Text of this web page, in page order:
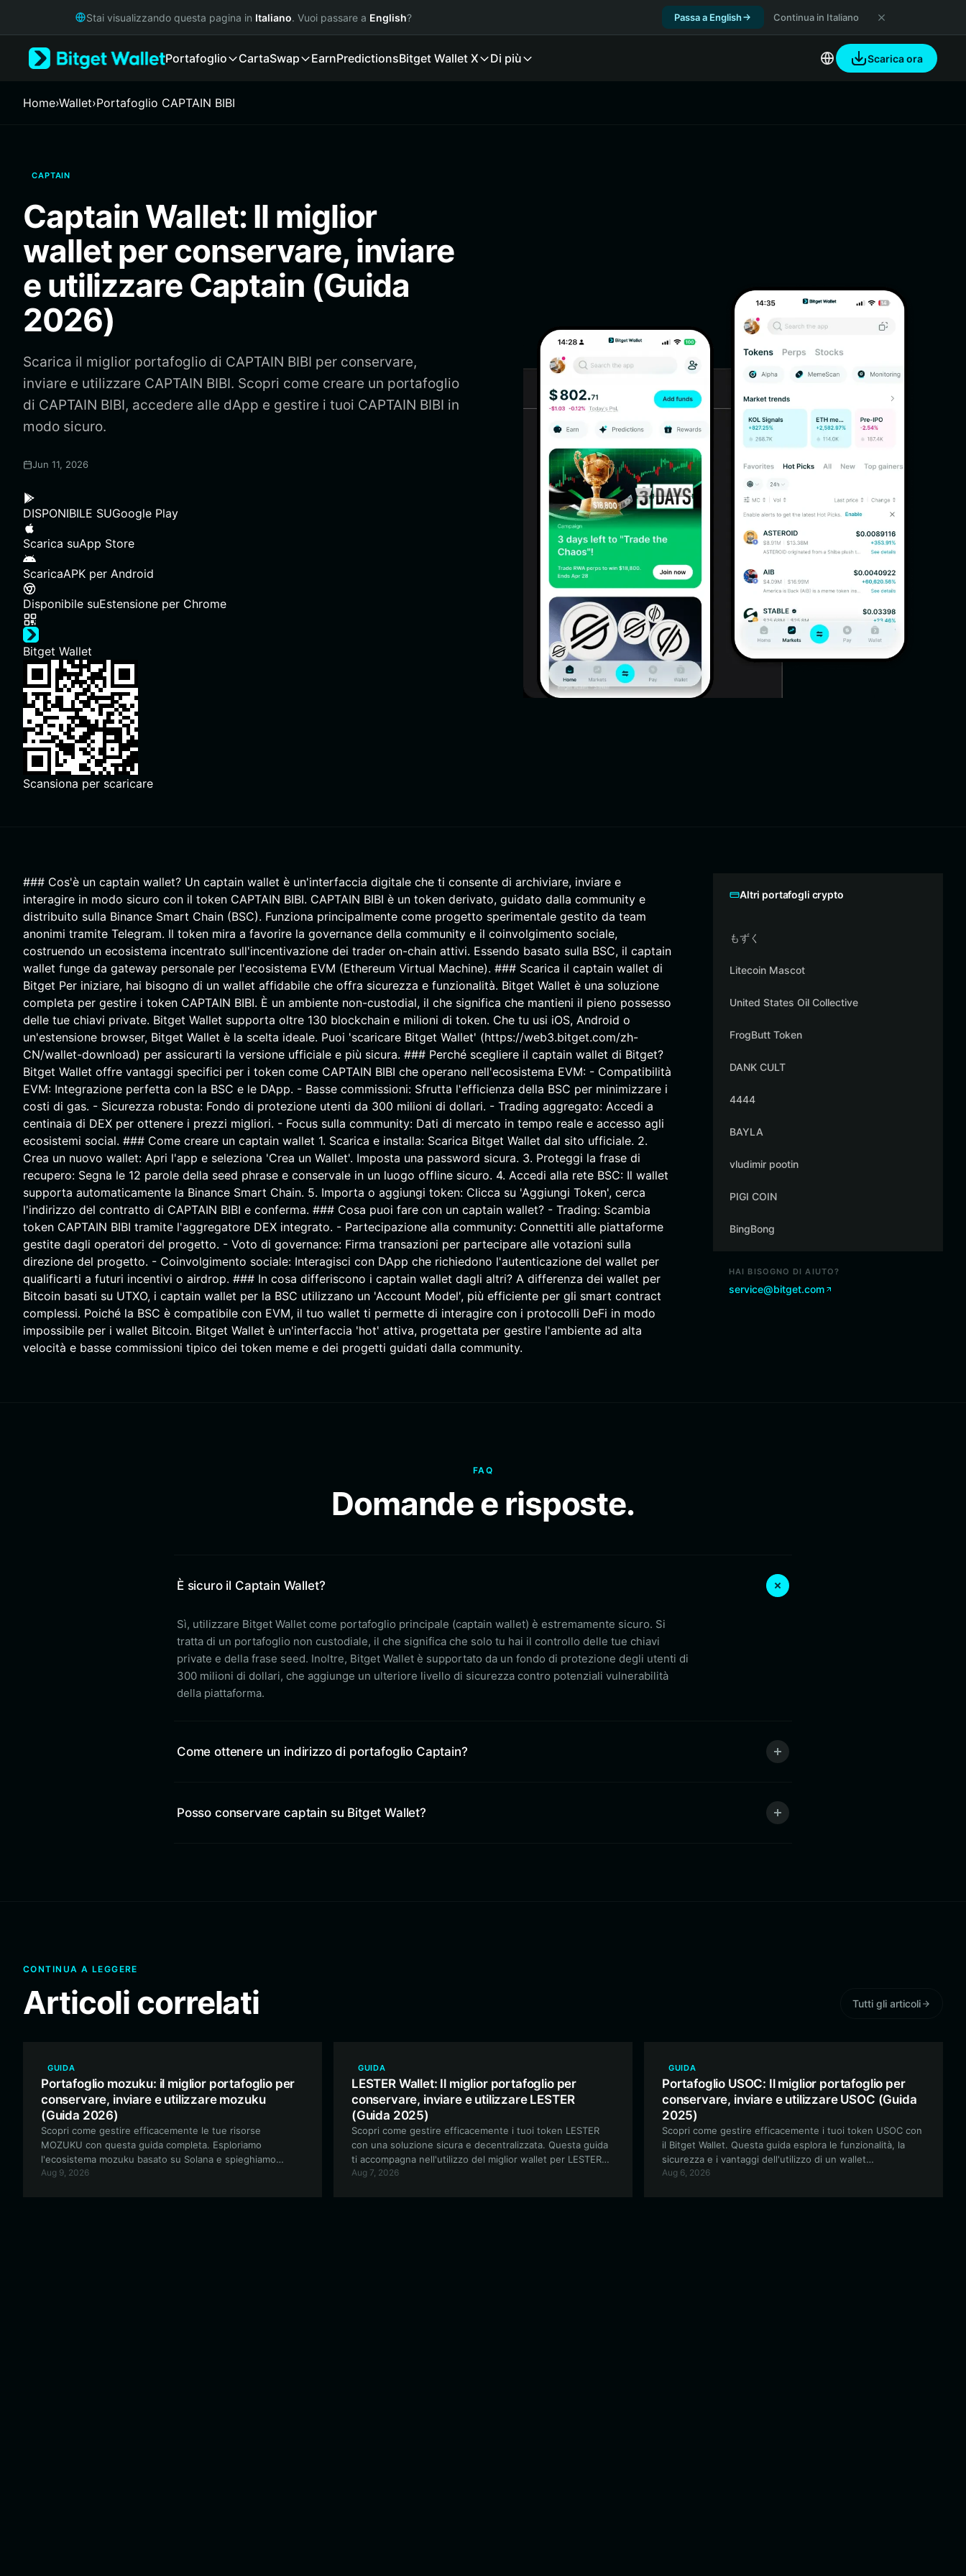
Русский
Italiano
繁體中文
Bahasa Indonesia
ภาษาไทย
Español
Português (Brasil)
Español (Argentina)
Stai visualizzando questa pagina in Italiano. Vuoi passare a English? Passa a English Continua in Italiano
Portafoglio CartaSwap EarnPredictionsBitget Wallet X Di più Scarica ora
Home›Wallet›Portafoglio CAPTAIN BIBI
CAPTAIN
Captain Wallet: Il miglior
wallet per conservare, inviare
e utilizzare Captain (Guida
2026)
Scarica il miglior portafoglio di CAPTAIN BIBI per conservare,
inviare e utilizzare CAPTAIN BIBI. Scopri come creare un portafoglio
di CAPTAIN BIBI, accedere alle dApp e gestire i tuoi CAPTAIN BIBI in
modo sicuro.
Jun 11, 2026
DISPONIBILE SUGoogle Play
Scarica suApp Store
ScaricaAPK per Android
Disponibile suEstensione per Chrome
Bitget Wallet
Scansiona per scaricare
### Cos'è un captain wallet? Un captain wallet è un'interfaccia digitale che ti consente di archiviare, inviare e
interagire in modo sicuro con il token CAPTAIN BIBI. CAPTAIN BIBI è un token derivato, guidato dalla community e
distribuito sulla Binance Smart Chain (BSC). Funziona principalmente come progetto sperimentale gestito da team
anonimi tramite Telegram. Il token mira a favorire la governance della community e il coinvolgimento sociale,
costruendo un ecosistema incentrato sull'incentivazione dei trader on-chain attivi. Essendo basato sulla BSC, il captain
wallet funge da gateway personale per l'ecosistema EVM (Ethereum Virtual Machine). ### Scarica il captain wallet di
Bitget Per iniziare, hai bisogno di un wallet affidabile che offra sicurezza e funzionalità. Bitget Wallet è una soluzione
completa per gestire i token CAPTAIN BIBI. È un ambiente non-custodial, il che significa che mantieni il pieno possesso
delle tue chiavi private. Bitget Wallet supporta oltre 130 blockchain e milioni di token. Che tu usi iOS, Android o
un'estensione browser, Bitget Wallet è la scelta ideale. Puoi 'scaricare Bitget Wallet' (https://web3.bitget.com/zh-
CN/wallet-download) per assicurarti la versione ufficiale e più sicura. ### Perché scegliere il captain wallet di Bitget?
Bitget Wallet offre vantaggi specifici per i token come CAPTAIN BIBI che operano nell'ecosistema EVM: - Compatibilità
EVM: Integrazione perfetta con la BSC e le DApp. - Basse commissioni: Sfrutta l'efficienza della BSC per minimizzare i
costi di gas. - Sicurezza robusta: Fondo di protezione utenti da 300 milioni di dollari. - Trading aggregato: Accedi a
centinaia di DEX per ottenere i prezzi migliori. - Focus sulla community: Dati di mercato in tempo reale e accesso agli
ecosistemi social. ### Come creare un captain wallet 1. Scarica e installa: Scarica Bitget Wallet dal sito ufficiale. 2.
Crea un nuovo wallet: Apri l'app e seleziona 'Crea un Wallet'. Imposta una password sicura. 3. Proteggi la frase di
recupero: Segna le 12 parole della seed phrase e conservale in un luogo offline sicuro. 4. Accedi alla rete BSC: Il wallet
supporta automaticamente la Binance Smart Chain. 5. Importa o aggiungi token: Clicca su 'Aggiungi Token', cerca
l'indirizzo del contratto di CAPTAIN BIBI e conferma. ### Cosa puoi fare con un captain wallet? - Trading: Scambia
token CAPTAIN BIBI tramite l'aggregatore DEX integrato. - Partecipazione alla community: Connettiti alle piattaforme
gestite dagli operatori del progetto. - Voto di governance: Firma transazioni per partecipare alle votazioni sulla
direzione del progetto. - Coinvolgimento sociale: Interagisci con DApp che richiedono l'autenticazione del wallet per
qualificarti a futuri incentivi o airdrop. ### In cosa differiscono i captain wallet dagli altri? A differenza dei wallet per
Bitcoin basati su UTXO, i captain wallet per la BSC utilizzano un 'Account Model', più efficiente per gli smart contract
complessi. Poiché la BSC è compatibile con EVM, il tuo wallet ti permette di interagire con i protocolli DeFi in modo
impossibile per i wallet Bitcoin. Bitget Wallet è un'interfaccia 'hot' attiva, progettata per gestire l'ambiente ad alta
velocità e basse commissioni tipico dei token meme e dei progetti guidati dalla community.
Altri portafogli crypto
もずく
Litecoin Mascot
United States Oil Collective
FrogButt Token
DANK CULT
4444
BAYLA
vludimir pootin
PIGI COIN
BingBong
HAI BISOGNO DI AIUTO?
service@bitget.com
FAQ
Domande e risposte.
È sicuro il Captain Wallet?
Sì, utilizzare Bitget Wallet come portafoglio principale (captain wallet) è estremamente sicuro. Si
tratta di un portafoglio non custodiale, il che significa che solo tu hai il controllo delle tue chiavi
private e della frase seed. Inoltre, Bitget Wallet è supportato da un fondo di protezione degli utenti di
300 milioni di dollari, che aggiunge un ulteriore livello di sicurezza contro potenziali vulnerabilità
della piattaforma.
Come ottenere un indirizzo di portafoglio Captain?
Posso conservare captain su Bitget Wallet?
CONTINUA A LEGGERE
Articoli correlati Tutti gli articoli
GUIDA
Portafoglio mozuku: il miglior portafoglio per
conservare, inviare e utilizzare mozuku
(Guida 2026)
Scopri come gestire efficacemente le tue risorse
MOZUKU con questa guida completa. Esploriamo
l'ecosistema mozuku basato su Solana e spieghiamo
perché Bitget Wallet è la scelta principale per il trading
Aug 9, 2026
GUIDA
LESTER Wallet: Il miglior portafoglio per
conservare, inviare e utilizzare LESTER
(Guida 2025)
Scopri come gestire efficacemente i tuoi token LESTER
con una soluzione sicura e decentralizzata. Questa guida
ti accompagna nell'utilizzo del miglior wallet per LESTER
sulla blockchain di Solana per ottimizzare la tua
Aug 7, 2026
GUIDA
Portafoglio USOC: Il miglior portafoglio per
conservare, inviare e utilizzare USOC (Guida
2025)
Scopri come gestire efficacemente i tuoi token USOC con
il Bitget Wallet. Questa guida esplora le funzionalità, la
sicurezza e i vantaggi dell'utilizzo di un wallet
decentralizzato di livello professionale per i tuoi asset
Aug 6, 2026